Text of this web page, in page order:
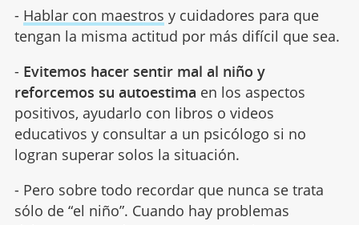
- Hablar con maestros y cuidadores para que
tengan la misma actitud por más difícil que sea.
- Evitemos hacer sentir mal al niño y
reforcemos su autoestima en los aspectos
positivos, ayudarlo con libros o videos
educativos y consultar a un psicólogo si no
logran superar solos la situación.
- Pero sobre todo recordar que nunca se trata
sólo de “el niño”. Cuando hay problemas